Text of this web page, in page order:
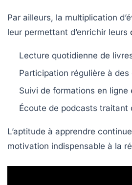
Par ailleurs, la multiplication
leur permettant d’enrichir leurs
Lecture quotidienne de
Participation régulière à
Suivi de formations en
Écoute de podcasts traitant
L’aptitude à apprendre
motivation indispensable à la